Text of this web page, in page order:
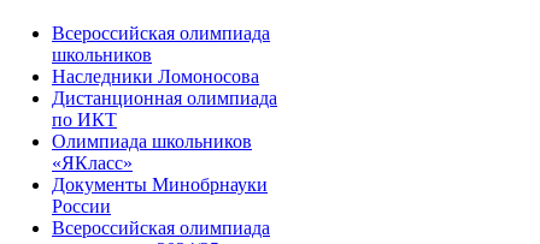
Всероссийская олимпиада
школьников
Наследники Ломоносова
Дистанционная олимпиада
по ИКТ
Олимпиада школьников
«ЯКласс»
Документы Минобрнауки
России
Всероссийская олимпиада